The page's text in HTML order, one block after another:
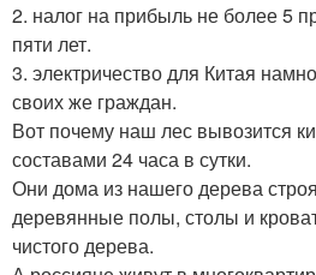
2. налог на прибыль не более 5
пяти лет.
3. электричество для Китая
своих же граждан.
Вот почему наш лес вывозится
составами 24 часа в сутки.
Они дома из нашего дерева
деревянные полы, столы и
чистого дерева.